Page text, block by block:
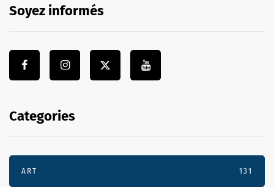
Soyez informés
Categories
ART 131